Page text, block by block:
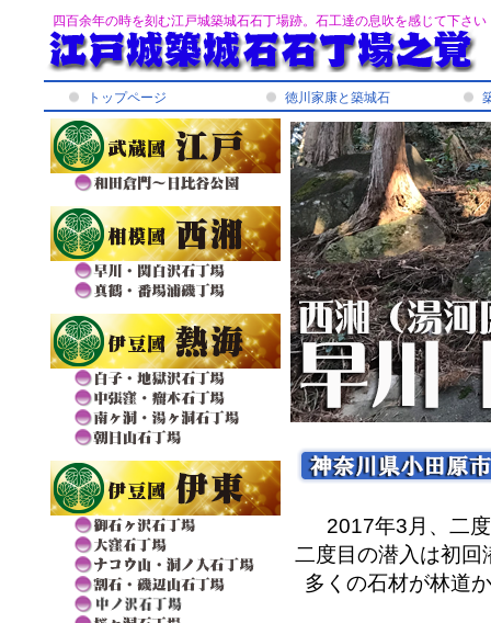
四百余年の時を刻む江戸城築城石石丁場跡。石工達の息吹を感じて下さい
2017年3月、二
二度目の潜入は初回
多くの石材が林道
トップページ 徳川家康と築城石